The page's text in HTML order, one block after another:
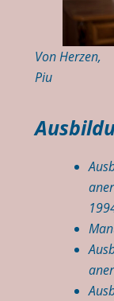
Von Herzen,
Piu